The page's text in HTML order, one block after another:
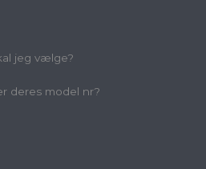
jeg vælge?
deres model nr?